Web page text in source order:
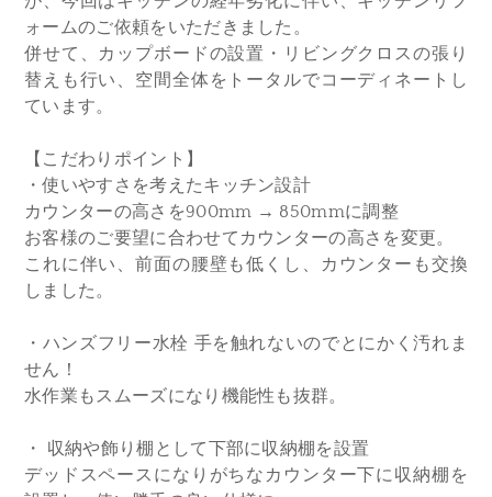
ォームのご依頼をいただきました。
併せて、カップボードの設置・リビングクロスの張り
替えも行い、空間全体をトータルでコーディネートし
ています。
【こだわりポイント】
・使いやすさを考えたキッチン設計
カウンターの高さを900mm → 850mmに調整
お客様のご要望に合わせてカウンターの高さを変更。
これに伴い、前面の腰壁も低くし、カウンターも交換
しました。
・ハンズフリー水栓 手を触れないのでとにかく汚れま
せん！
水作業もスムーズになり機能性も抜群。
・ 収納や飾り棚として下部に収納棚を設置
デッドスペースになりがちなカウンター下に収納棚を